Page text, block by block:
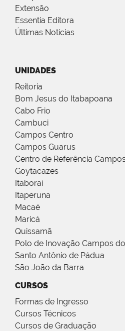
Extensão
Essentia Editora
Últimas Notícias
UNIDADES
Reitoria
Bom Jesus do Itabapoana
Cabo Frio
Cambuci
Campos Centro
Campos Guarus
Centro de Referência
Goytacazes
Itaboraí
Itaperuna
Macaé
Maricá
Quissamã
Polo de Inovação Campos
Santo Antônio de Pádua
São João da Barra
CURSOS
Formas de Ingresso
Cursos Técnicos
Cursos de Graduação